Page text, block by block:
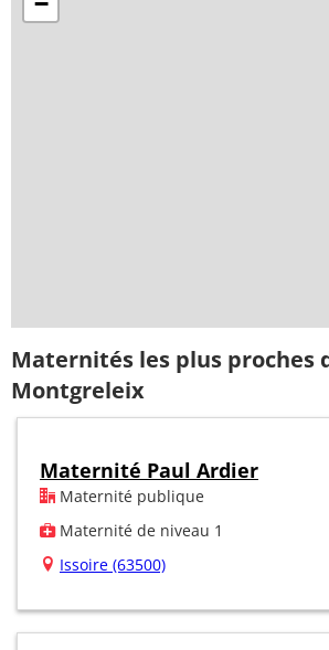
Maternités les plus proches
Montgreleix
Maternité Paul Ardier
Maternité publique
Maternité de niveau 1
Issoire (63500)